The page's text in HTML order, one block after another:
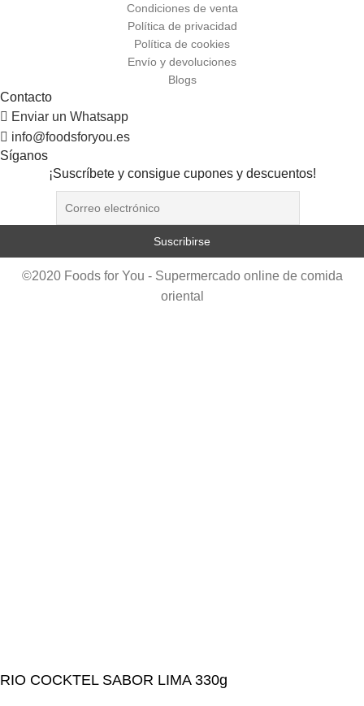
Condiciones de venta
Política de privacidad
Política de cookies
Envío y devoluciones
Blogs
Contacto
Enviar un Whatsapp
info@foodsforyou.es
Síganos
¡Suscríbete y consigue cupones y descuentos!
©2020 Foods for You - Supermercado online de comida
oriental
RIO COCKTEL SABOR LIMA 330g